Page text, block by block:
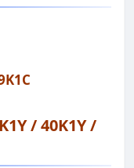
/ 40K1Y /